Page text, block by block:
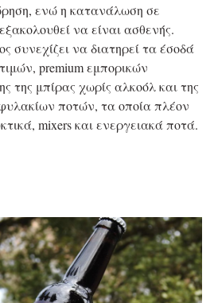
ενώ η κατανάλωση σε
να είναι ασθενής.
συνεχίζει να διατηρεί τα έσοδά
premium εμπορικών
της μπίρας χωρίς αλκοόλ και της
ποτών, τα οποία πλέον
mixers και ενεργειακά ποτά.